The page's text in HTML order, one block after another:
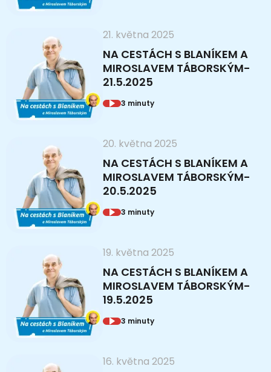
21. května 2025
NA CESTÁCH S BLANÍKEM A
MIROSLAVEM TÁBORSKÝM-
21.5.2025
3 minuty
20. května 2025
NA CESTÁCH S BLANÍKEM A
MIROSLAVEM TÁBORSKÝM-
20.5.2025
3 minuty
19. května 2025
NA CESTÁCH S BLANÍKEM A
MIROSLAVEM TÁBORSKÝM-
19.5.2025
3 minuty
16. května 2025